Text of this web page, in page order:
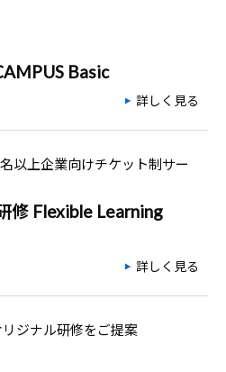
Basic
詳しく見る
以上企業向けチケット制サー
修 Flexible Learning
詳しく見る
ジナル研修をご提案